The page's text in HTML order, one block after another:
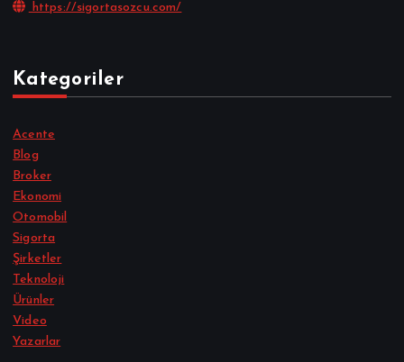
https://sigortasozcu.com/
Kategoriler
Acente
Blog
Broker
Ekonomi
Otomobil
Sigorta
Şirketler
Teknoloji
Ürünler
Video
Yazarlar